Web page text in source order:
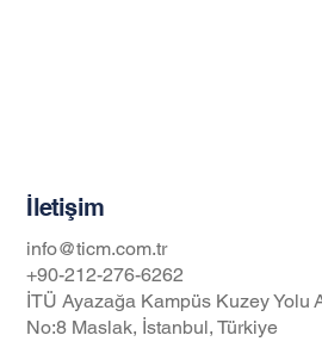
İletişim
info@ticm.com.tr
+90-212-276-6262
İTÜ Ayazağa Kampüs Kuzey Yolu
No:8 Maslak, İstanbul, Türkiye